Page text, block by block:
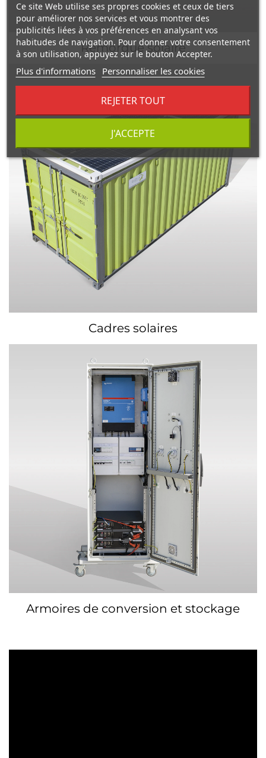
Remorque solaire
Cadres solaires
Armoires de conversion et stockage
Ce site Web utilise ses propres cookies et ceux de tiers
pour améliorer nos services et vous montrer des
publicités liées à vos préférences en analysant vos
habitudes de navigation. Pour donner votre consentement
à son utilisation, appuyez sur le bouton Accepter.
Plus d'informations Personnaliser les cookies
REJETER TOUT
J'ACCEPTE